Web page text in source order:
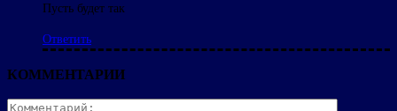
Пусть будет так
Ответить
КОММЕНТАРИИ